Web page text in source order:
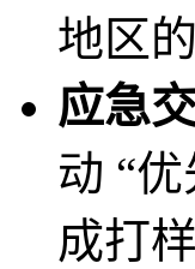
地区
应急
动 “
成打